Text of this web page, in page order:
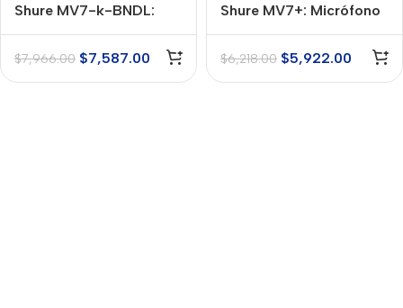
Shure MV7-k-BNDL:
Paquete de Microfono
MV7 color negro y con
Tripiè de mesa
$7,966.00 $7,587.00
Shure MV7+: Micrófono
Dinámico para Podcast
$6,218.00 $5,922.00